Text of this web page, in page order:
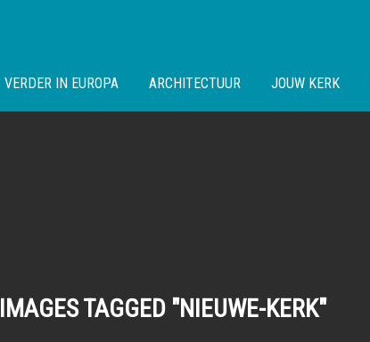
VERDER IN EUROPA ARCHITECTUUR JOUW KERK
IMAGES TAGGED "NIEUWE-KERK"